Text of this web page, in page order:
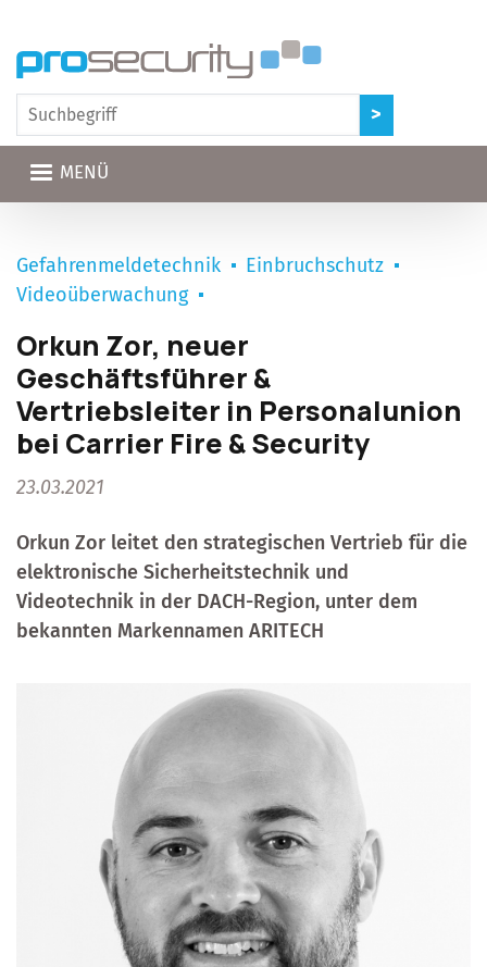
MENÜ
Gefahrenmeldetechnik
Einbruchschutz
Videoüberwachung
Orkun Zor, neuer
Geschäftsführer &
Vertriebsleiter in Personalunion
bei Carrier Fire & Security
23.03.2021
Orkun Zor leitet den strategischen Vertrieb für die
elektronische Sicherheitstechnik und
Videotechnik in der DACH-Region, unter dem
bekannten Markennamen ARITECH